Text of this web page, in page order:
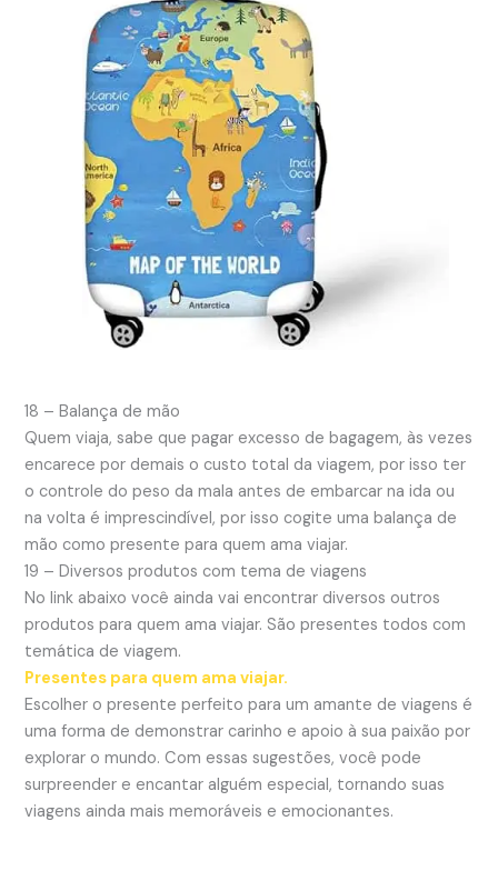
18 – Balança de mão
Quem viaja, sabe que pagar excesso de bagagem, às vezes
encarece por demais o custo total da viagem, por isso ter
o controle do peso da mala antes de embarcar na ida ou
na volta é imprescindível, por isso cogite uma balança de
mão como presente para quem ama viajar.
19 – Diversos produtos com tema de viagens
No link abaixo você ainda vai encontrar diversos outros
produtos para quem ama viajar. São presentes todos com
temática de viagem.
Presentes para quem ama viajar.
Escolher o presente perfeito para um amante de viagens é
uma forma de demonstrar carinho e apoio à sua paixão por
explorar o mundo. Com essas sugestões, você pode
surpreender e encantar alguém especial, tornando suas
viagens ainda mais memoráveis e emocionantes.